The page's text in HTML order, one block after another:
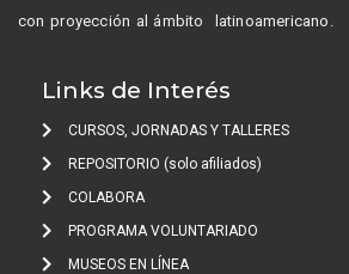
con proyección al ámbito latinoamericano.
Links de Interés
CURSOS, JORNADAS Y TALLERES
REPOSITORIO (solo afiliados)
COLABORA
PROGRAMA VOLUNTARIADO
MUSEOS EN LÍNEA